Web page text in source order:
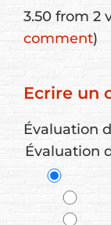
3.50 from 2
comment)
Ecrire un
Évaluation
Évaluation